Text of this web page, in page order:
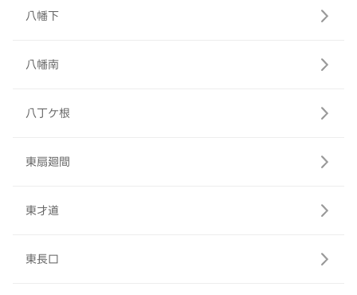
八幡下
八幡南
八丁ケ根
東扇廻間
東才道
東長口